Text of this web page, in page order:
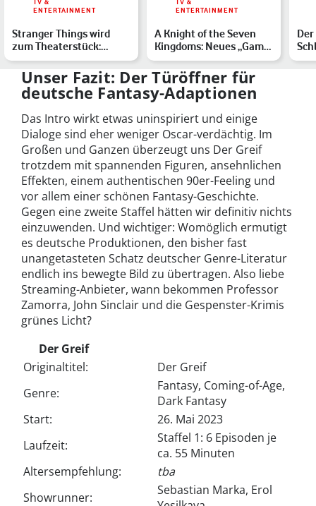
TV &
ENTERTAINMENT
Stranger Things wird
zum Theaterstück:
Duffer-Brüder verlegen
Haw…
TV &
ENTERTAINMENT
A Knight of the Seven
Kingdoms: Neues „Game
of Thrones“-Spin-off …
Unser Fazit: Der Türöffner für
deutsche Fantasy-Adaptionen
Das Intro wirkt etwas uninspiriert und einige
Dialoge sind eher weniger Oscar-verdächtig. Im
Großen und Ganzen überzeugt uns Der Greif
trotzdem mit spannenden Figuren, ansehnlichen
Effekten, einem authentischen 90er-Feeling und
vor allem einer schönen Fantasy-Geschichte.
Gegen eine zweite Staffel hätten wir definitiv nichts
einzuwenden. Und wichtiger: Womöglich ermutigt
es deutsche Produktionen, den bisher fast
unangetasteten Schatz deutscher Genre-Literatur
endlich ins bewegte Bild zu übertragen. Also liebe
Streaming-Anbieter, wann bekommen Professor
Zamorra, John Sinclair und die Gespenster-Krimis
grünes Licht?
Der Greif
Originaltitel:
Der Greif
Genre:
Fantasy, Coming-of-Age,
Dark Fantasy
Start:
26. Mai 2023
Laufzeit:
Staffel 1: 6 Episoden je
ca. 55 Minuten
Altersempfehlung:
tba
Showrunner:
Sebastian Marka, Erol